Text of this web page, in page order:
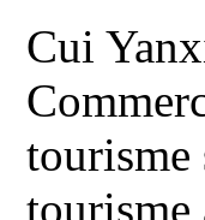
Cui
tourisme
tourisme